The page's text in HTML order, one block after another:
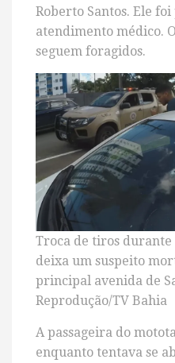
Roberto Santos. Ele
atendimento médico.
seguem foragidos.
Troca de tiros durante
deixa um suspeito
principal avenida de
Reprodução/TV Bahia
A passageira do
enquanto tentava se